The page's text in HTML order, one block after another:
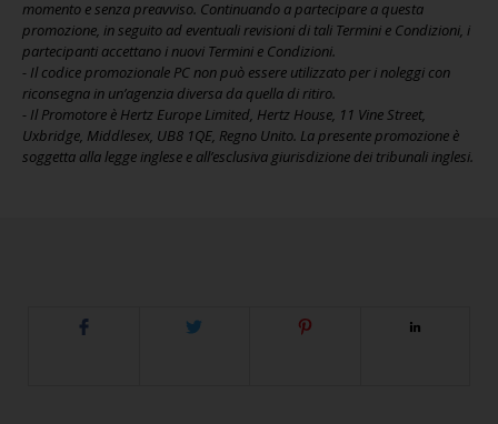
momento e senza preavviso. Continuando a partecipare a questa
promozione, in seguito ad eventuali revisioni di tali Termini e Condizioni, i
partecipanti accettano i nuovi Termini e Condizioni.
- Il codice promozionale PC non può essere utilizzato per i noleggi con
riconsegna in un’agenzia diversa da quella di ritiro.
- Il Promotore è Hertz Europe Limited, Hertz House, 11 Vine Street,
Uxbridge, Middlesex, UB8 1QE, Regno Unito. La presente promozione è
soggetta alla legge inglese e all’esclusiva giurisdizione dei tribunali inglesi.